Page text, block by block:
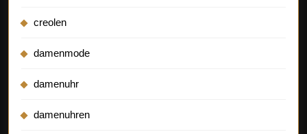
creolen
damenmode
damenuhr
damenuhren